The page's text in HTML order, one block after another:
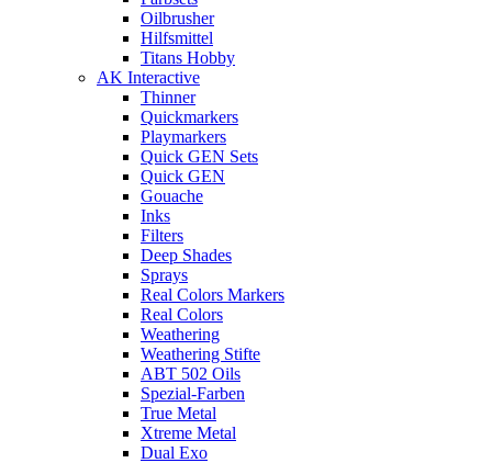
Oilbrusher
Hilfsmittel
Titans Hobby
AK Interactive
Thinner
Quickmarkers
Playmarkers
Quick GEN Sets
Quick GEN
Gouache
Inks
Filters
Deep Shades
Sprays
Real Colors Markers
Real Colors
Weathering
Weathering Stifte
ABT 502 Oils
Spezial-Farben
True Metal
Xtreme Metal
Dual Exo